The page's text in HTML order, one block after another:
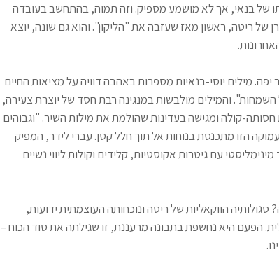
של בנאי, אך לא מושמע מספיק. וזה תמוה, בהתחשב בעובדה
ריטה, ראשון מאז שעזבה את "הליקון". והוא גם שונה, יוצא
מילים יוסי-בנאיות מספרות באהבה דוויה על מציאות החיים
והמילים מולבשות במנגינה רבת חסד של יוצרת צעירה,
קולה ומגישה בעדינות שהולמת את מילות השיר. "וגבוהים
הזו מתכנסת בנוחות אל תוך חלל קטן. עברי לידר, המפיק
עם גיטרות אקוסטיות, קלידים וקולות ליווי נשיים
הווקאליות של ריטה ונוכחותה העוצמתית ידועות,
הפעם היא נחשפת בתבונה מרעננת, זו שגילתה את סוד הכוח –